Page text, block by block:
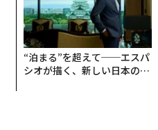
“泊まる”を超えて──エスパ
シオが描く、新しい日本のラ